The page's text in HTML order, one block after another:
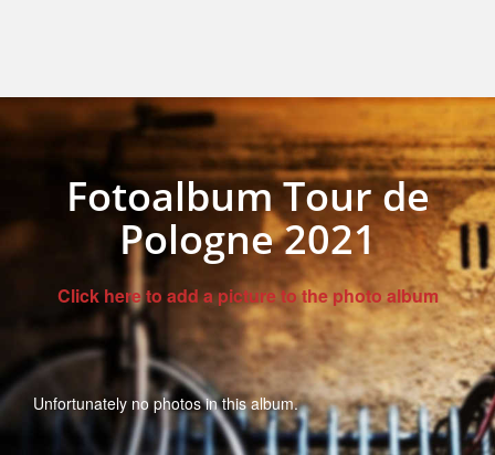
Fotoalbum Tour de
Pologne 2021
Click here to add a picture to the photo album
Unfortunately no photos in this album.